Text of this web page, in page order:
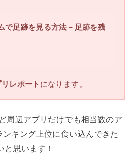
で足跡を見る方法－足跡を残
レポート になります。
周辺アプリだけでも相当数のア
キング上位に食い込んできた
思います！